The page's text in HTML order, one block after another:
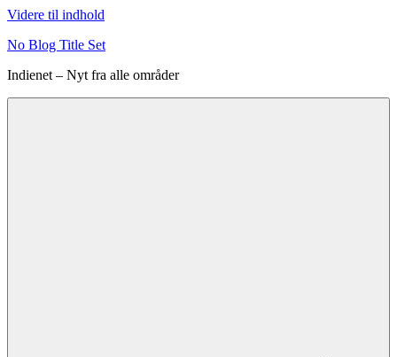
Videre til indhold
No Blog Title Set
Indienet – Nyt fra alle områder